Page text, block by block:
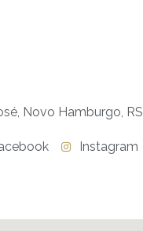
Novo Hamburgo, RS
Instagram